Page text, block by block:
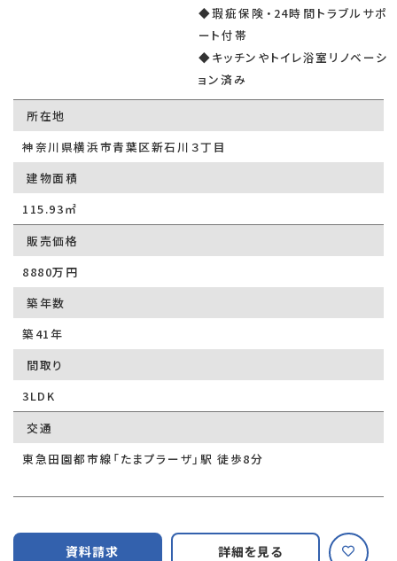
◆瑕疵保険・24時間トラブルサポ
ート付帯
◆キッチンやトイレ浴室リノベーシ
ョン済み
所在地
神奈川県横浜市青葉区新石川３丁目
建物面積
115.93㎡
販売価格
8880万円
築年数
築41年
間取り
3LDK
交通
東急田園都市線「たまプラーザ」駅 徒歩8分
資料請求 詳細を見る